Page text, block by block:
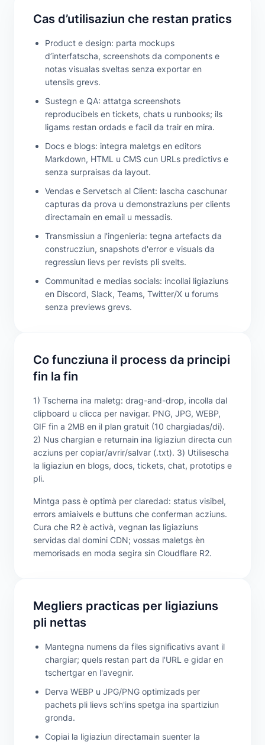
Cas d’utilisaziun che restan pratics
Product e design: parta mockups
d’interfatscha, screenshots da components e
notas visualas sveltas senza exportar en
utensils grevs.
Sustegn e QA: attatga screenshots
reproducibels en tickets, chats u runbooks; ils
ligams restan ordads e facil da trair en mira.
Docs e blogs: integra maletgs en editors
Markdown, HTML u CMS cun URLs predictivs e
senza surpraisas da layout.
Vendas e Servetsch al Client: lascha caschunar
capturas da prova u demonstraziuns per clients
directamain en email u messadis.
Transmissiun a l'ingenieria: tegna artefacts da
construcziun, snapshots d'error e visuals da
regressiun lievs per revists pli svelts.
Communitad e medias socials: incollai ligiaziuns
en Discord, Slack, Teams, Twitter/X u forums
senza previews grevs.
Co funcziuna il process da principi
fin la fin
1) Tscherna ina maletg: drag-and-drop, incolla dal
clipboard u clicca per navigar. PNG, JPG, WEBP,
GIF fin a 2MB en il plan gratuit (10 chargiadas/di).
2) Nus chargian e returnain ina ligiaziun directa cun
acziuns per copiar/avrir/salvar (.txt). 3) Utilisescha
la ligiaziun en blogs, docs, tickets, chat, prototips e
pli.
Mintga pass è optimà per claredad: status visibel,
errors amiaivels e buttuns che conferman acziuns.
Cura che R2 è activà, vegnan las ligiaziuns
servidas dal domini CDN; vossas maletgs èn
memorisads en moda segira sin Cloudflare R2.
Megliers practicas per ligiaziuns
pli nettas
Mantegna numens da files significativs avant il
chargiar; quels restan part da l'URL e gidar en
tschertgar en l'avegnir.
Derva WEBP u JPG/PNG optimizads per
pachets pli lievs sch'ins spetga ina spartiziun
gronda.
Copiai la ligiaziun directamain suenter la